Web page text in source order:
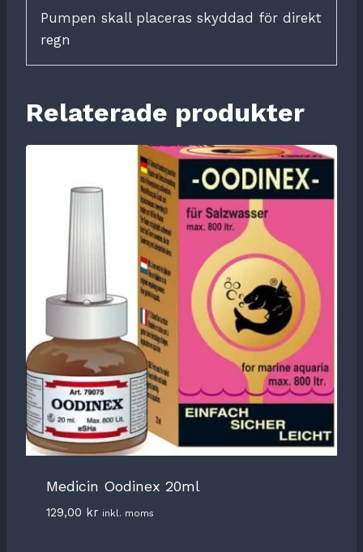
Pumpen skall placeras skyddad för direkt
regn
Relaterade produkter
Medicin Oodinex 20ml
129,00 kr inkl. moms